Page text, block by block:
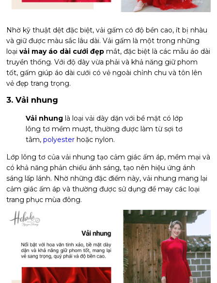
Nhờ kỹ thuật dệt đặc biệt, vải gấm có độ bền cao, ít bị nhàu
và giữ được màu sắc lâu dài. Vải gấm là một trong những
loạivải may áo dài cưới đẹp mắt, đặc biệt là các mẫu áo dài
truyền thống. Với độ dày vừa phải và khả năng giữ phom
tốt, gấm giúp áo dài cưới có vẻ ngoài chỉnh chu và tôn lên
vẻ đẹp trang trọng.
3. Vải nhung
Vải nhung là loại vải dày dặn với bề mặt có lớp
lông tơ mềm mượt, thường được làm từ sợi tơ
tằm,polyester hoặc nylon.
Lớp lông tơ của vải nhung tạo cảm giác ấm áp, mềm mại và
có khả năng phản chiếu ánh sáng, tạo nên hiệu ứng ánh
sáng lấp lánh. Nhờ những đặc điểm này, vải nhung mang lại
cảm giác ấm áp và thường được sử dụng để may các loại
trang phục mùa đông.